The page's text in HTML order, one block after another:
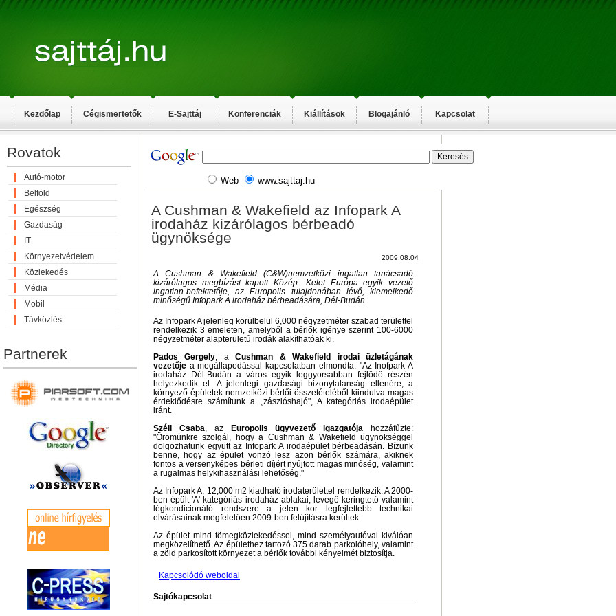
Kezdőlap Cégismertetők E-Sajttáj Konferenciák Kiállítások Blogajánló Kapcsolat
Rovatok
Autó-motor
Belföld
Egészség
Gazdaság
IT
Környezetvédelem
Közlekedés
Média
Mobil
Távközlés
Partnerek
Web www.sajttaj.hu
A Cushman & Wakefield az Infopark A
irodaház kizárólagos bérbeadó
ügynöksége
2009.08.04
A Cushman & Wakefield (C&W)nemzetközi ingatlan tanácsadó
kizárólagos megbízást kapott Közép- Kelet Európa egyik vezető
ingatlan-befektetője, az Europolis tulajdonában lévő, kiemelkedő
minőségű Infopark A irodaház bérbeadására, Dél-Budán.
Az Infopark A jelenleg körülbelül 6,000 négyzetméter szabad területtel
rendelkezik 3 emeleten, amelyből a bérlők igénye szerint 100-6000
négyzetméter alapterületű irodák alakíthatóak ki.
Pados Gergely, aCushman & Wakefield irodai üzletágának
vezetője a megállapodással kapcsolatban elmondta: "Az Inofpark A
irodaház Dél-Budán a város egyik leggyorsabban fejlődő részén
helyezkedik el. A jelenlegi gazdasági bizonytalanság ellenére, a
környező épületek nemzetközi bérlői összetételéből kiindulva magas
érdeklődésre számítunk a „zászlóshajó", A kategóriás irodaépület
iránt.
Széll Csaba, az Europolis ügyvezető igazgatója hozzáfűzte:
"Örömünkre szolgál, hogy a Cushman & Wakefield ügynökséggel
dolgozhatunk együtt az Infopark A irodaépület bérbeadásán. Bízunk
benne, hogy az épület vonzó lesz azon bérlők számára, akiknek
fontos a versenyképes bérleti díjért nyújtott magas minőség, valamint
a rugalmas helykihasználási lehetőség."
Az Infopark A, 12,000 m2 kiadható irodaterülettel rendelkezik. A 2000-
ben épült 'A' kategóriás irodaház ablakai, levegő keringtető valamint
légkondicionáló rendszere a jelen kor legfejlettebb technikai
elvárásainak megfelelően 2009-ben felújításra kerültek.
Az épület mind tömegközlekedéssel, mind személyautóval kiválóan
megközelíthető. Az épülethez tartozó 375 darab parkolóhely, valamint
a zöld parkosított környezet a bérlők további kényelmét biztosítja.
Kapcsolódó weboldal
Sajtókapcsolat